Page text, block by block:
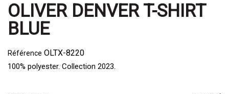
OLIVER DENVER T-SHIRT
BLUE
Référence OLTX-8220
100% polyester. Collection 2023.